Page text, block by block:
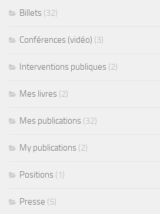
Billets (32)
Conférences (vidéo) (3)
Interventions publiques (2)
Mes livres (2)
Mes publications (32)
My publications (2)
Positions (1)
Presse (5)